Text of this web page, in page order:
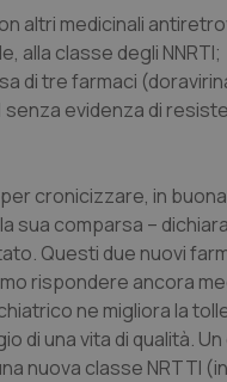
altri medicinali
alla classe degli NNRTI;
di tre farmaci
evidenza di
cronicizzare, in
sua comparsa – dichiara
Questi due nuovi
rispondere ancora
ne migliora la
di una vita di qualità.
nuova classe